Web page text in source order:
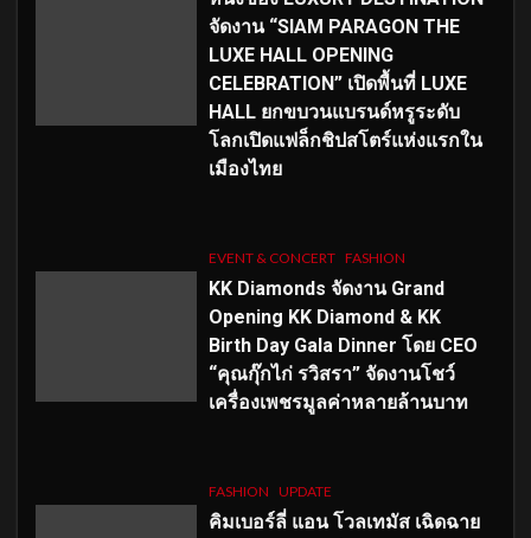
จัดงาน “SIAM PARAGON THE
LUXE HALL OPENING
CELEBRATION” เปิดพื้นที่ LUXE
HALL ยกขบวนแบรนด์หรูระดับ
โลกเปิดแฟล็กชิปสโตร์แห่งแรกใน
เมืองไทย
EVENT & CONCERT FASHION
KK Diamonds จัดงาน Grand
Opening KK Diamond & KK
Birth Day Gala Dinner โดย CEO
“คุณกุ๊กไก่ รวิสรา” จัดงานโชว์
เครื่องเพชรมูลค่าหลายล้านบาท
FASHION UPDATE
คิมเบอร์ลี่ แอน โวลเทมัส เฉิดฉาย